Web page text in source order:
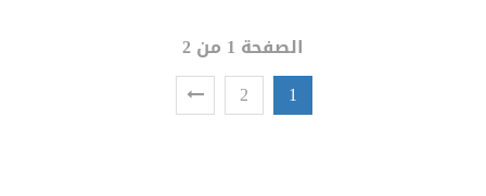
الصفحة 1 من 2
1
2